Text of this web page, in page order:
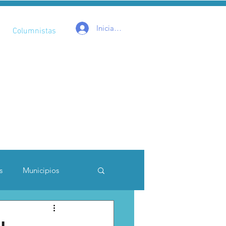
Columnistas Iniciar sesión
Municipios